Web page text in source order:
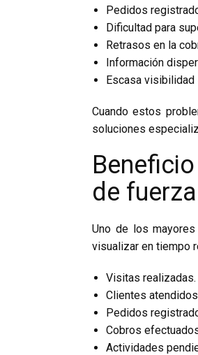
Pedidos
Dificultad para
Retrasos en la
Información
Escasa
Cuando estos
soluciones
de
Uno de los
visualizar en tiempo
Visitas realizadas.
Clientes
Pedidos
Cobros
Actividades